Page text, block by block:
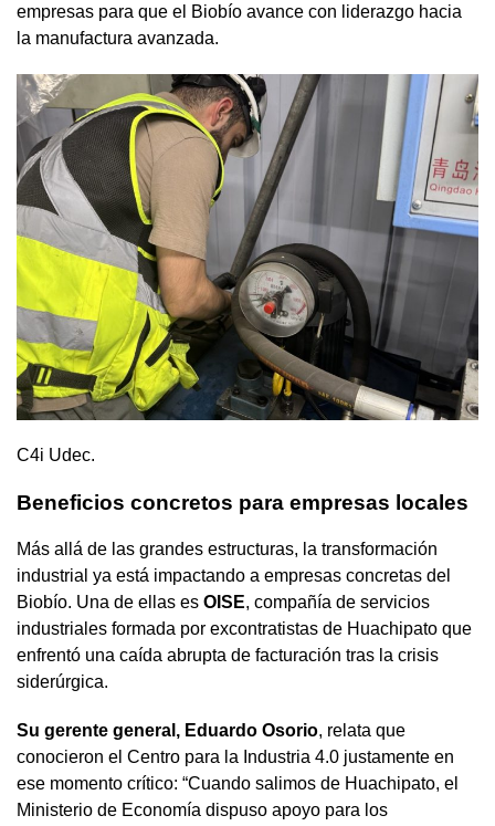
empresas para que el Biobío avance con liderazgo hacia
la manufactura avanzada.
C4i Udec.
Beneficios concretos para empresas locales
Más allá de las grandes estructuras, la transformación
industrial ya está impactando a empresas concretas del
Biobío. Una de ellas es OISE, compañía de servicios
industriales formada por excontratistas de Huachipato que
enfrentó una caída abrupta de facturación tras la crisis
siderúrgica.
Su gerente general, Eduardo Osorio, relata que
conocieron el Centro para la Industria 4.0 justamente en
ese momento crítico: “Cuando salimos de Huachipato, el
Ministerio de Economía dispuso apoyo para los